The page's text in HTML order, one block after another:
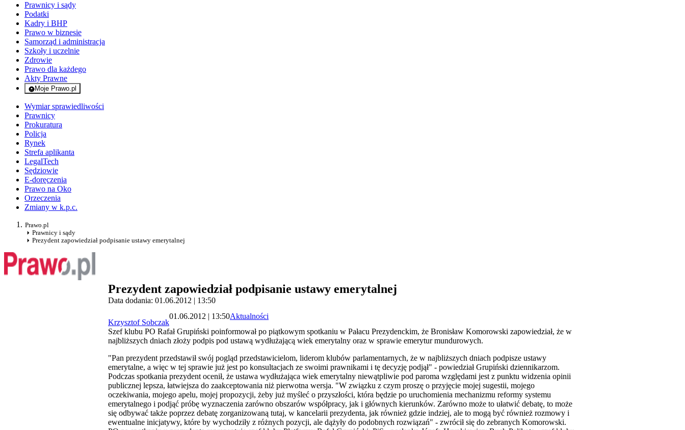
Prawnicy i sądy
Podatki
Kadry i BHP
Prawo w biznesie
Samorząd i administracja
Szkoły i uczelnie
Zdrowie
Prawo dla każdego
Akty Prawne
Moje Prawo.pl
- rejestracja i logowanie do serwisu
Wymiar sprawiedliwości
Prawnicy
Prokuratura
Policja
Rynek
Strefa aplikanta
LegalTech
Sędziowie
E-doręczenia
Prawo na Oko
Orzeczenia
Zmiany w k.p.c.
Prawo.pl
Prawnicy i sądy
Prezydent zapowiedział podpisanie ustawy emerytalnej
Prezydent zapowiedział podpisanie ustawy emerytalnej
Data dodania: 01.06.2012 | 13:50
Krzysztof Sobczak
01.06.2012 | 13:50Aktualności
Szef klubu PO Rafał Grupiński poinformował po piątkowym spotkaniu w Pałacu Prezydenckim, że Bronisław Komorowski zapowiedział, że w
najbliższych dniach złoży podpis pod ustawą wydłużającą wiek emerytalny oraz w sprawie emerytur mundurowych.
"Pan prezydent przedstawił swój pogląd przedstawicielom, liderom klubów parlamentarnych, że w najbliższych dniach podpisze ustawy
emerytalne, a więc w tej sprawie już jest po konsultacjach ze swoimi prawnikami i tę decyzję podjął" - powiedział Grupiński dziennikarzom.
Podczas spotkania prezydent ocenił, że ustawa wydłużająca wiek emerytalny niewątpliwie pod paroma względami jest z punktu widzenia opinii
publicznej lepsza, łatwiejsza do zaakceptowania niż pierwotna wersja. "W związku z czym proszę o przyjęcie mojej sugestii, mojego
oczekiwania, mojego apelu, mojej propozycji, żeby już myśleć o przyszłości, która będzie po uruchomienia mechanizmu reformy systemu
emerytalnego i podjąć próbę wyznaczenia zarówno obszarów współpracy, jak i głównych kierunków. Zarówno może to ułatwić debatę, to może
się odbywać także poprzez debatę zorganizowaną tutaj, w kancelarii prezydenta, jak również gdzie indziej, ale to mogą być również rozmowy i
ewentualne inicjatywy, które by wychodziły z różnych pozycji, ale dążyły do podobnych rozwiązań" - zwrócił się do zebranych Komorowski.